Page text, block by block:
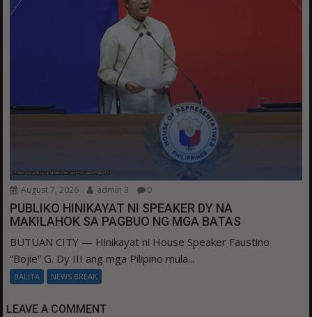
August 7, 2026 admin 3 0
PUBLIKO HINIKAYAT NI SPEAKER DY NA
MAKILAHOK SA PAGBUO NG MGA BATAS
BUTUAN CITY — Hinikayat ni House Speaker Faustino
“Bojie” G. Dy III ang mga Pilipino mula...
BALITA NEWS BREAK
LEAVE A COMMENT